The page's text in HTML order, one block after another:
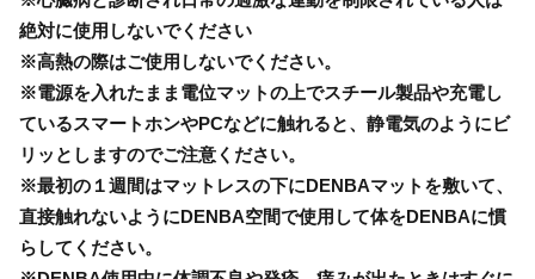
絶対に使用しないでください
※高熱の際はご使用しないでください。
※電源を入れたまま電位マットの上でスチール製品や充電し
ているスマートホンやPCなどに触れると、静電気のようにビ
リッとしますのでご注意ください。
※最初の１週間はマットレスの下にDENBAマットを敷いて、
直接触れないようにDENBA空間で使用して体をDENBAに慣
らしてください。